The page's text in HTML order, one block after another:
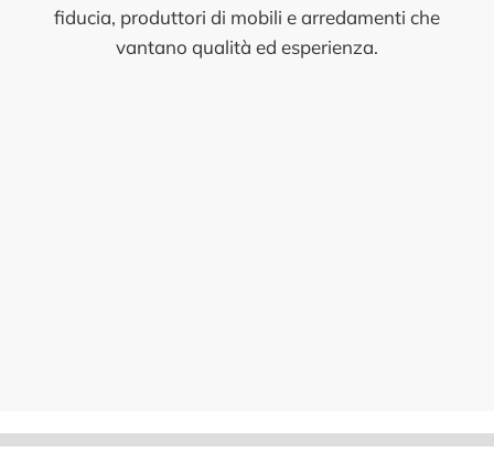
fiducia, produttori di mobili e arredamenti che
vantano qualità ed esperienza.